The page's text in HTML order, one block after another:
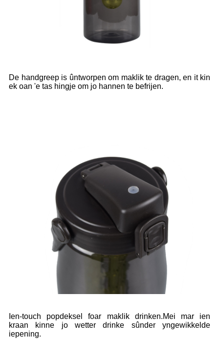
De handgreep is ûntworpen om maklik te dragen, en it kin
ek oan 'e tas hingje om jo hannen te befrijen.
Ien-touch popdeksel foar maklik drinken.Mei mar ien
kraan kinne jo wetter drinke sûnder yngewikkelde
iepening.